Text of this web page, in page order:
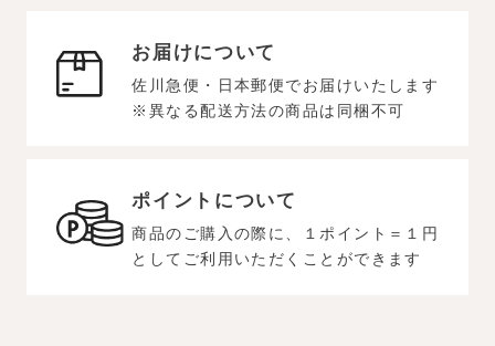
お届けについて
佐川急便・日本郵便でお届けいたします
※異なる配送方法の商品は同梱不可
ポイントについて
商品のご購入の際に、１ポイント＝１円
としてご利用いただくことができます